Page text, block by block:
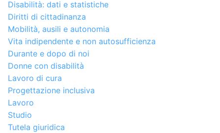
Disabilità: dati e statistiche
Diritti di cittadinanza
Mobilità, ausili e autonomia
Vita indipendente e non autosufficienza
Durante e dopo di noi
Donne con disabilità
Lavoro di cura
Progettazione inclusiva
Lavoro
Studio
Tutela giuridica